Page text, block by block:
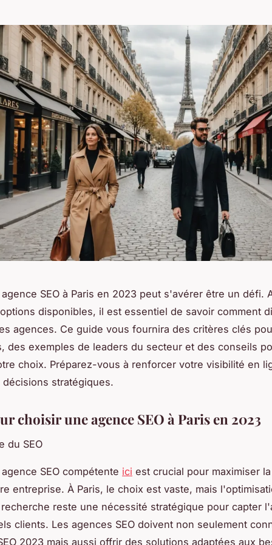
SEO à Paris en 2023 peut s'avérer être un défi.
disponibles, il est essentiel de savoir comment
agences. Ce guide vous fournira des critères clés
des exemples de leaders du secteur et des conseils
choix. Préparez-vous à renforcer votre visibilité en
stratégiques.
choisir une agence SEO à Paris en 2023
du SEO
SEO compétente ici est crucial pour maximiser
entreprise. À Paris, le choix est vaste, mais
reste une nécessité stratégique pour capter
clients. Les agences SEO doivent non seulement
2023 mais aussi offrir des solutions adaptées aux